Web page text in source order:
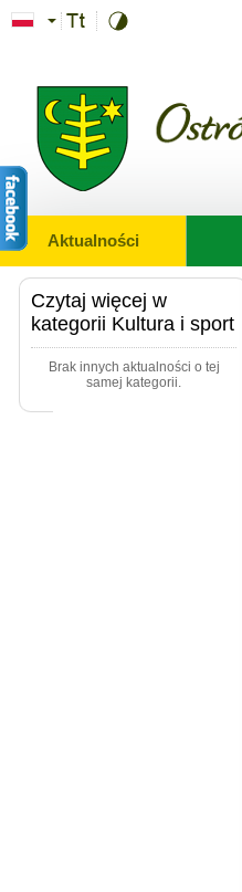
Przejdź do treści
Aktualności
Czytaj więcej w
kategorii Kultura i sport
Brak innych aktualności o tej
samej kategorii.